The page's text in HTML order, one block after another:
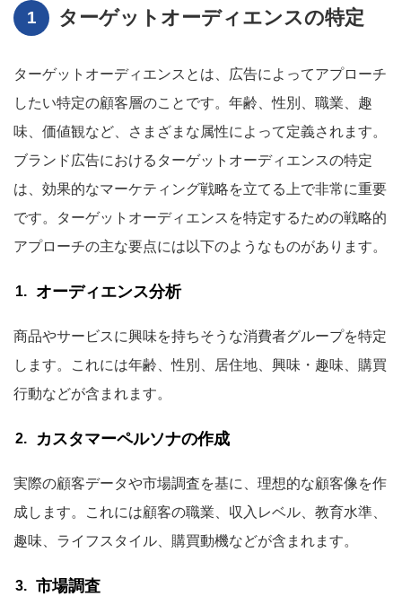
ターゲットオーディエンスの特定
ターゲットオーディエンスとは、広告によってアプローチ
したい特定の顧客層のことです。年齢、性別、職業、趣
味、価値観など、さまざまな属性によって定義されます。
ブランド広告におけるターゲットオーディエンスの特定
は、効果的なマーケティング戦略を立てる上で非常に重要
です。ターゲットオーディエンスを特定するための戦略的
アプローチの主な要点には以下のようなものがあります。
オーディエンス分析
商品やサービスに興味を持ちそうな消費者グループを特定
します。これには年齢、性別、居住地、興味・趣味、購買
行動などが含まれます。
カスタマーペルソナの作成
実際の顧客データや市場調査を基に、理想的な顧客像を作
成します。これには顧客の職業、収入レベル、教育水準、
趣味、ライフスタイル、購買動機などが含まれます。
市場調査